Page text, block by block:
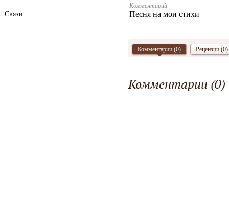
Связи
Комментарий
Песня на мои стихи
Комментарии (0) Рецензии (0)
Комментарии (0)